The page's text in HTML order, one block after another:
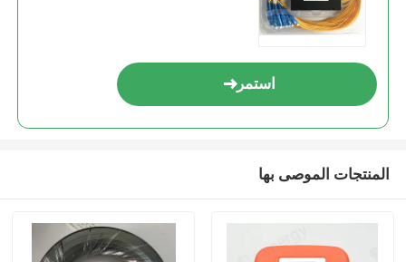
استمر
المنتجات الموصى بها